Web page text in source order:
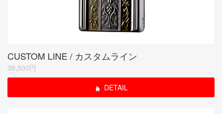
CUSTOM LINE / カスタムライン
38,500円
DETAIL